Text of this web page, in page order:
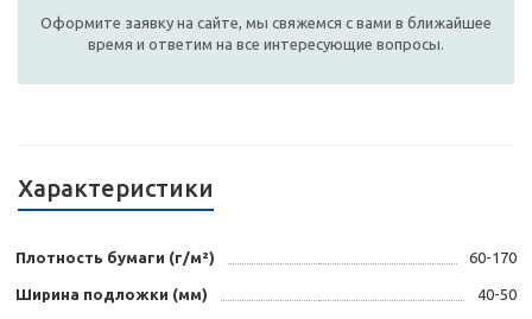
Оформите заявку на сайте, мы свяжемся с вами в ближайшее
время и ответим на все интересующие вопросы.
Характеристики
Плотность бумаги (г/м²) 60-170
Ширина подложки (мм) 40-50